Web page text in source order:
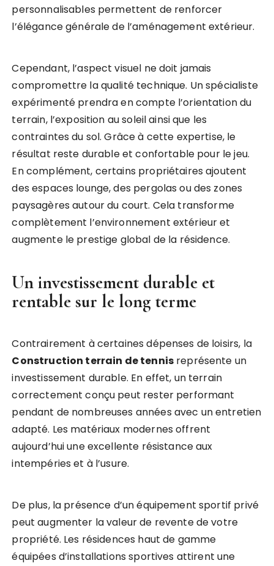
personnalisables permettent de renforcer
l’élégance générale de l’aménagement extérieur.
Cependant, l’aspect visuel ne doit jamais
compromettre la qualité technique. Un spécialiste
expérimenté prendra en compte l’orientation du
terrain, l’exposition au soleil ainsi que les
contraintes du sol. Grâce à cette expertise, le
résultat reste durable et confortable pour le jeu.
En complément, certains propriétaires ajoutent
des espaces lounge, des pergolas ou des zones
paysagères autour du court. Cela transforme
complètement l’environnement extérieur et
augmente le prestige global de la résidence.
Un investissement durable et
rentable sur le long terme
Contrairement à certaines dépenses de loisirs, la
Construction terrain de tennisreprésente un
investissement durable. En effet, un terrain
correctement conçu peut rester performant
pendant de nombreuses années avec un entretien
adapté. Les matériaux modernes offrent
aujourd’hui une excellente résistance aux
intempéries et à l’usure.
De plus, la présence d’un équipement sportif privé
peut augmenter la valeur de revente de votre
propriété. Les résidences haut de gamme
équipées d’installations sportives attirent une